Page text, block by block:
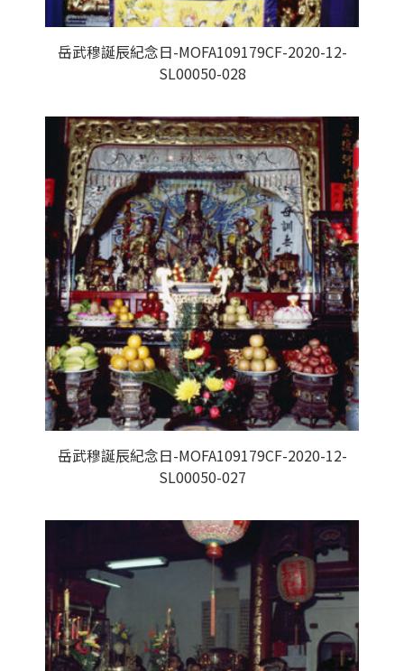
岳武穆誕辰紀念日-MOFA109179CF-2020-12-
SL00050-028
岳武穆誕辰紀念日-MOFA109179CF-2020-12-
SL00050-027